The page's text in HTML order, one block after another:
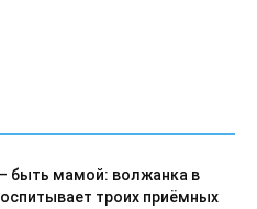
быть мамой: волжанка в
троих приёмных